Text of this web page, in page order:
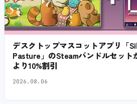
デスクトップマスコットアプリ「
Pasture」のSteamバンドルセット
より10%割引
2026.08.06